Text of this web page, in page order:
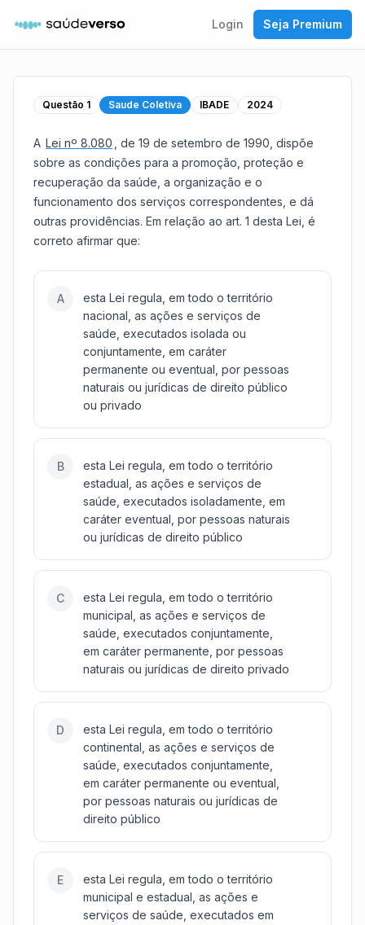
Login Seja Premium
Questão 1 Saude Coletiva IBADE 2024
A Lei nº 8.080
, de 19 de setembro de 1990, dispõe
sobre as condições para a promoção, proteção e
recuperação da saúde, a organização e o
funcionamento dos serviços correspondentes, e dá
outras providências. Em relação ao art. 1 desta Lei, é
correto afirmar que:
A
esta Lei regula, em todo o território
nacional, as ações e serviços de
saúde, executados isolada ou
conjuntamente, em caráter
permanente ou eventual, por pessoas
naturais ou jurídicas de direito público
ou privado
B
esta Lei regula, em todo o território
estadual, as ações e serviços de
saúde, executados isoladamente, em
caráter eventual, por pessoas naturais
ou jurídicas de direito público
C
esta Lei regula, em todo o território
municipal, as ações e serviços de
saúde, executados conjuntamente,
em caráter permanente, por pessoas
naturais ou jurídicas de direito privado
D
esta Lei regula, em todo o território
continental, as ações e serviços de
saúde, executados conjuntamente,
em caráter permanente ou eventual,
por pessoas naturais ou jurídicas de
direito público
E
esta Lei regula, em todo o território
municipal e estadual, as ações e
serviços de saúde, executados em